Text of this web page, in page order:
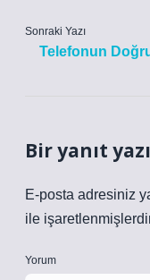
Sonraki Yazı
Telefonun
Bir yanıt
E-posta adresiniz
ile
Yorum